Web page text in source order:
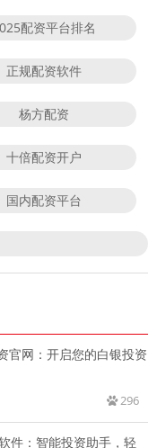
配资平台排名
正规配资软件
杨方配资
十倍配资开户
国内配资平台
官网：开启您的白银投资
296
件：智能投资助手，轻